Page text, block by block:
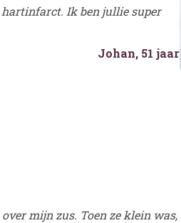
Ik ben jullie super
Johan, 51 jaar
mijn zus. Toen ze klein was,